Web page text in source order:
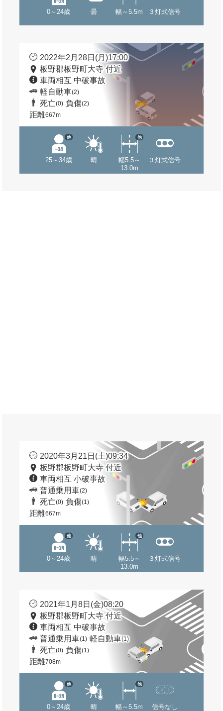
0～24歳 曇 幅～5.5m ３灯式信号
2022年2月28日(月)17:00
板野郡板野町大寺 付近
車両相互 中破事故
軽自動車(2)
死亡(0) 負傷(2)
距離667m
25～34歳
他
晴
幅5.5～
13.0m
他
３灯式信号
2020年3月21日(土)09:34
板野郡板野町大寺 付近
車両相互 小破事故
普通乗用車(2)
死亡(0) 負傷(1)
距離667m
0～24歳
他
晴
幅5.5～
13.0m
他
３灯式信号
2021年1月8日(金)08:20
板野郡板野町大寺 付近
車両相互 中破事故
普通乗用車(1) 軽自動車(1)
死亡(0) 負傷(1)
距離708m
0～24歳
他
晴 幅～5.5m
他
信号なし